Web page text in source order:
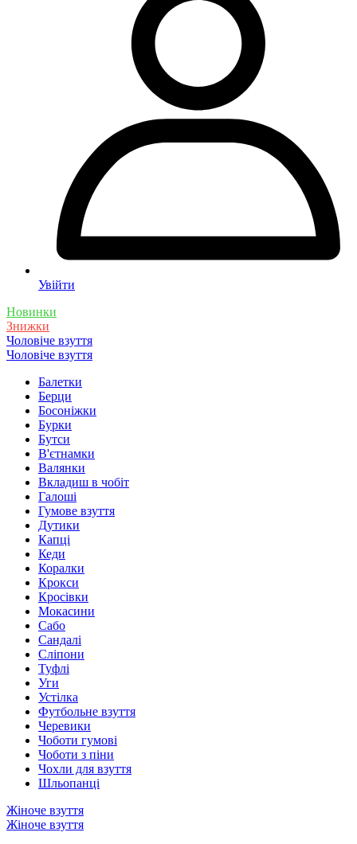
Увійти
Новинки
Знижки
Чоловіче взуття
Чоловіче взуття
Балетки
Берци
Босоніжки
Бурки
Бутси
В'єтнамки
Валянки
Вкладиш в чобіт
Галоші
Гумове взуття
Дутики
Капці
Кеди
Коралки
Крокси
Кросівки
Мокасини
Сабо
Сандалі
Сліпони
Туфлі
Уги
Устілка
Футбольне взуття
Черевики
Чоботи гумові
Чоботи з піни
Чохли для взуття
Шльопанці
Жіноче взуття
Жіноче взуття